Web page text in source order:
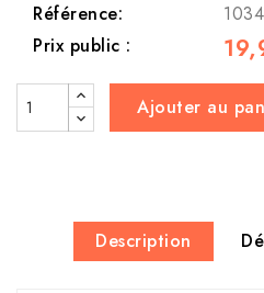
Référence:
Prix public :
Ajouter au
Description